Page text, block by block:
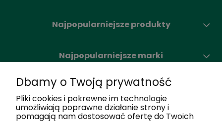
Najpopularniejsze produkty
Najpopularniejsze marki
Moje konto
Nasze salony
Dbamy o Twoją prywatność
Pliki cookies i pokrewne im technologie
umożliwiają poprawne działanie strony i
pomagają nam dostosować ofertę do Twoich